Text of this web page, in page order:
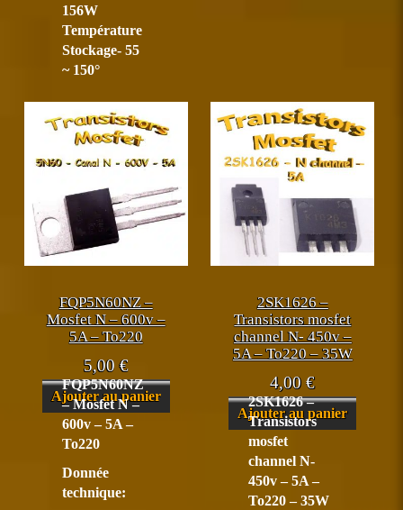
156W
Température
Stockage- 55
~ 150°
FQP5N60NZ –
Mosfet N – 600v –
5A – To220
5,00€
Ajouter au panier
FQP5N60NZ
– Mosfet N –
600v – 5A –
To220
Donnée
technique:
2SK1626 –
Transistors mosfet
channel N- 450v –
5A – To220 – 35W
4,00€
Ajouter au panier
2SK1626 –
Transistors
mosfet
channel N-
450v – 5A –
To220 – 35W